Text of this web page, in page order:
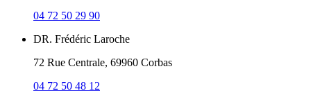
04 72 50 29 90
DR. Frédéric Laroche
72 Rue Centrale, 69960 Corbas
04 72 50 48 12